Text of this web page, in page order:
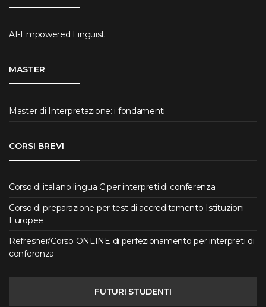
AI-Empowered Linguist
MASTER
Master di Interpretazione: i fondamenti
CORSI BREVI
Corso di italiano lingua C per interpreti di conferenza
Corso di preparazione per test di accreditamento Istituzioni
Europee
Refresher/Corso ONLINE di perfezionamento per interpreti di
conferenza
FUTURI STUDENTI